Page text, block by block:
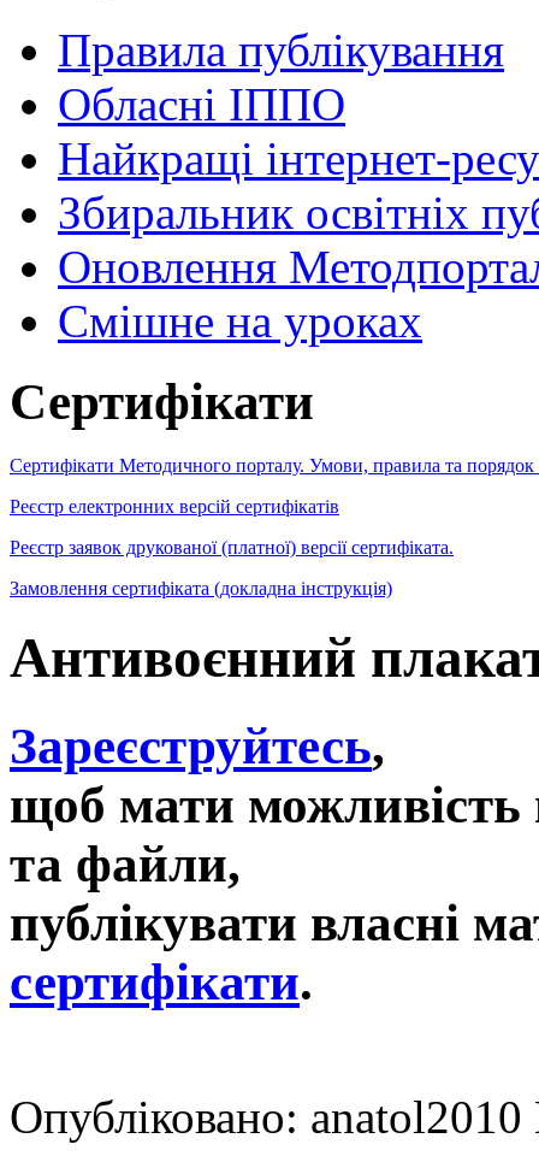
Правила публікування
Обласні ІППО
Найкращі інтернет-
Збиральник освітніх
Оновлення
Cмішне на уроках
Сертифікати
Сертифікати Методичного порталу. Умови, правила та порядок
Реєстр електронних версій сертифікатів
Реєстр заявок друкованої (платної) версії сертифіката.
Замовлення сертифіката (докладна інструкція)
Антивоєнний
Зареєструйтесь,
щоб мати можливість
та файли,
публікувати власні
сертифікати.
Опубліковано: